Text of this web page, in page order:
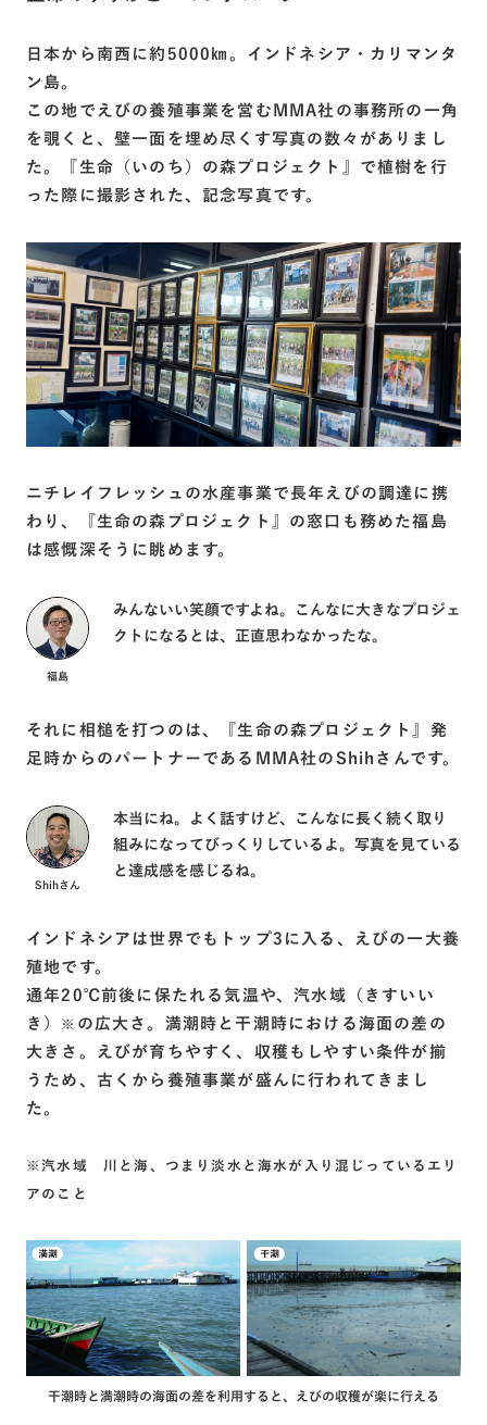
日本から南西に約5000㎞。インドネシア・カリマンタ
ン島。
この地でえびの養殖事業を営むMMA社の事務所の一角
を覗くと、壁一面を埋め尽くす写真の数々がありまし
た。『⽣命（いのち）の森プロジェクト』で植樹を行
った際に撮影された、記念写真です。
ニチレイフレッシュの⽔産事業で長年えびの調達に携
わり、『⽣命の森プロジェクト』の窓口も務めた福島
は感慨深そうに眺めます。
福島
みんないい笑顔ですよね。こんなに大きなプロジェ
クトになるとは、正直思わなかったな。
それに相槌を打つのは、『⽣命の森プロジェクト』発
足時からのパートナーであるMMA社のShihさんです。
Shihさん
本当にね。よく話すけど、こんなに長く続く取り
組みになってびっくりしているよ。写真を見ている
と達成感を感じるね。
インドネシアは世界でもトップ3に入る、えびの一大養
殖地です。
通年20℃前後に保たれる気温や、汽水域（きすいい
き）
※ の広大さ。満潮時と干潮時における海面の差の
大きさ。えびが育ちやすく、収穫もしやすい条件が揃
うため、古くから養殖事業が盛んに行われてきまし
た。
※汽水域 川と海、つまり淡水と海水が入り混じっているエリ
アのこと
干潮時と満潮時の海面の差を利用すると、えびの収穫が楽に行える